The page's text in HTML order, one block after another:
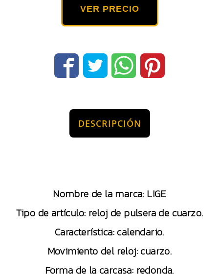
VER PRECIO
DESCRIPCIÓN
Nombre de la marca: LIGE
Tipo de artículo: reloj de pulsera de cuarzo.
Característica: calendario.
Movimiento del reloj: cuarzo.
Forma de la carcasa: redonda.